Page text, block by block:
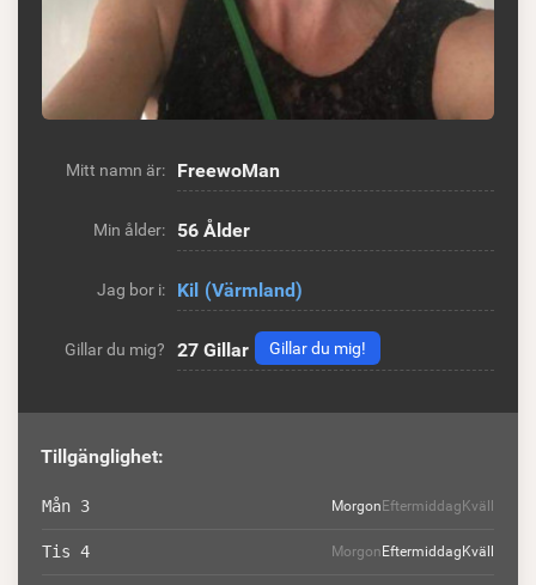
Mitt namn är: FreewoMan
Min ålder: 56 Ålder
Jag bor i: Kil (Värmland)
Gillar du mig? 27Gillar Gillar du mig!
Tillgänglighet:
Mån 3 MorgonEftermiddagKväll
Tis 4 MorgonEftermiddagKväll